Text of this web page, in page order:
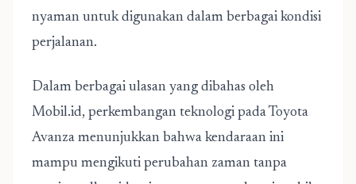
nyaman untuk digunakan dalam berbagai kondisi
perjalanan.
Dalam berbagai ulasan yang dibahas oleh
Mobil.id, perkembangan teknologi pada Toyota
Avanza menunjukkan bahwa kendaraan ini
mampu mengikuti perubahan zaman tanpa